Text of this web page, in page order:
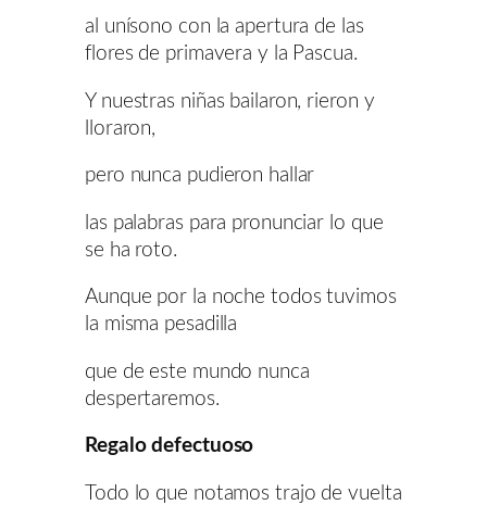
al unísono con la apertura de las
flores de primavera y la Pascua.
Y nuestras niñas bailaron, rieron y
lloraron,
pero nunca pudieron hallar
las palabras para pronunciar lo que
se ha roto.
Aunque por la noche todos tuvimos
la misma pesadilla
que de este mundo nunca
despertaremos.
Regalo defectuoso
Todo lo que notamos trajo de vuelta